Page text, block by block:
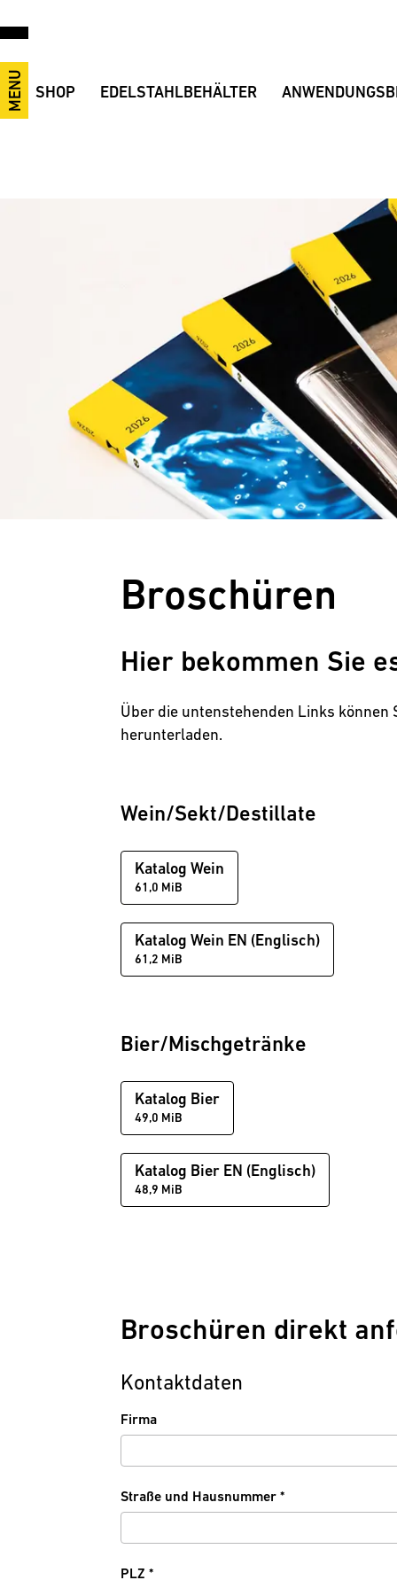
MENU SHOP EDELSTAHLBEHÄLTER
Bier
Saft
Cider/Most
Softdrinks
Mischgetränke
Maische
Speiseöl
Lebensmittel
Industrie
Anlagenbau
Broschüren
Hier bekommen Sie
Über die untenstehenden Links können
herunterladen.
Wein/Sekt/Destillate
Katalog Wein
61,0 MiB
Katalog Wein EN (Englisch)
61,2 MiB
Bier/Mischgetränke
Katalog Bier
49,0 MiB
Katalog Bier EN (Englisch)
48,9 MiB
Broschüren direkt
Kontaktdaten
Firma
P
f
i
h
Straße und Hausnummer *
P
PLZ *